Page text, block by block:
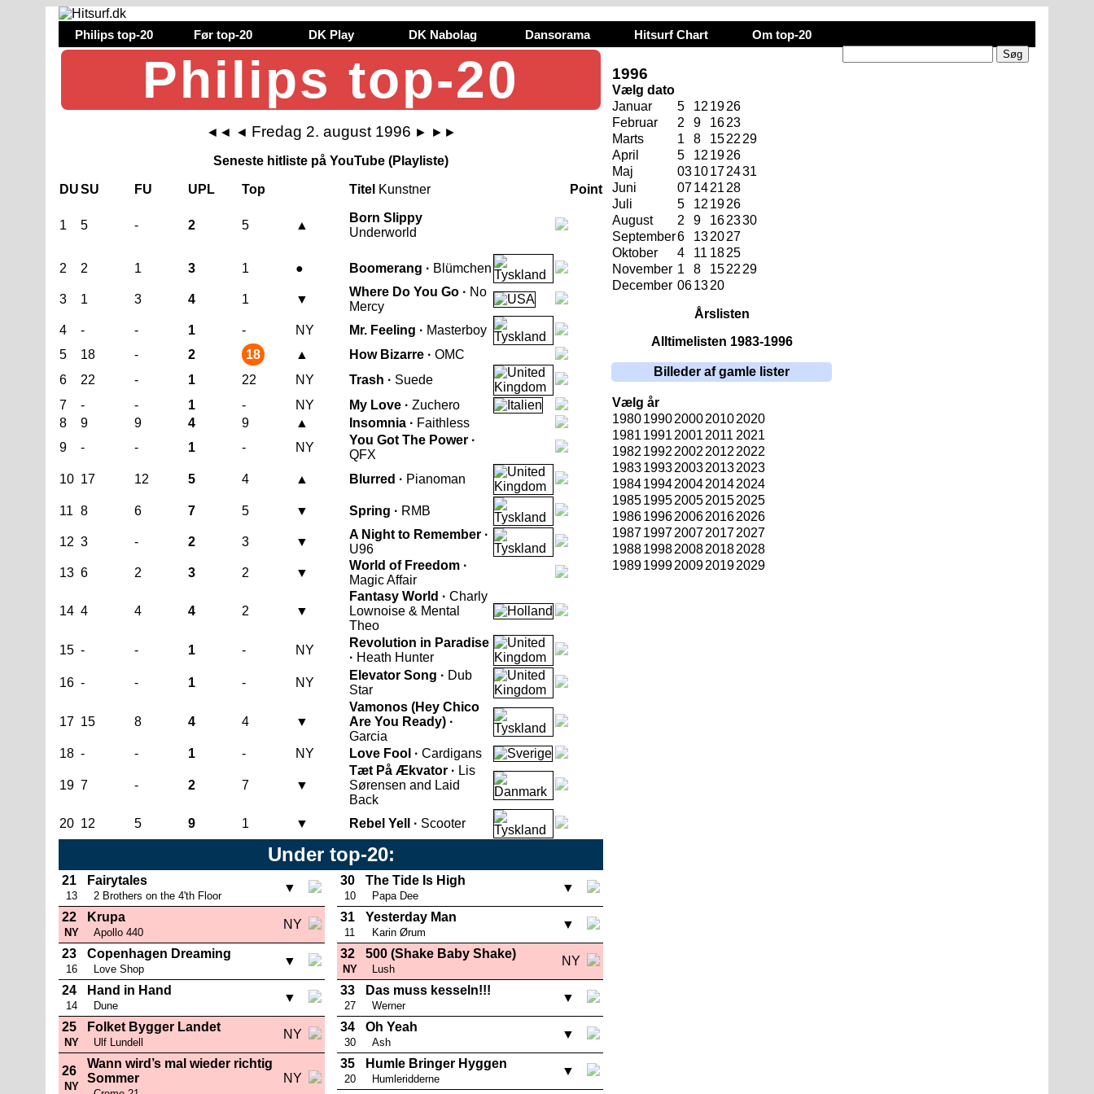
Philips top-20 Før top-20 DK Play DK Nabolag Dansorama Hitsurf Chart Om top-20
Philips top-20
◄◄ ◄ Fredag 2. august 1996 ► ►►
Seneste hitliste på YouTube (Playliste)
DUSU FU UPL Top Titel Kunstner Point
1 5 - 2 5 ▲
Born Slippy
Underworld
2 2 1 3 1 ● Boomerang · Blümchen
3 1 3 4 1 ▼
Where Do You Go · No
Mercy
4
- - 1 - NY Mr. Feeling · Masterboy
5
18 - 2 18 ▲ How Bizarre · OMC
6
22 - 1 22 NY Trash · Suede
7
- - 1 - NY My Love · Zuchero
8
9 9 4 9 ▲ Insomnia · Faithless
9
- - 1 - NY
You Got The Power ·
QFX
10 17 12 5 4 ▲ Blurred · Pianoman
11 8 6 7 5 ▼ Spring · RMB
12 3 - 2 3 ▼
A Night to Remember ·
U96
13 6 2 3 2 ▼
World of Freedom ·
Magic Affair
14 4 4 4 2 ▼
Fantasy World · Charly
Lownoise & Mental
Theo
15 - - 1 - NY
Revolution in Paradise
· Heath Hunter
16 - - 1 - NY
Elevator Song · Dub
Star
17 15 8 4 4 ▼
Vamonos (Hey Chico
Are You Ready) ·
Garcia
18 - - 1 - NY Love Fool · Cardigans
19 7 - 2 7 ▼
Tæt På Ækvator · Lis
Sørensen and Laid
Back
20 12 5 9 1 ▼ Rebel Yell · Scooter
Under top-20:
21
13
Fairytales
2 Brothers on the 4'th Floor
▼
22
NY
Krupa
Apollo 440
NY
23
16
Copenhagen Dreaming
Love Shop
▼
24
14
Hand in Hand
Dune
▼
25
NY
Folket Bygger Landet
Ulf Lundell
NY
26
NY
Wann wird’s mal wieder richtig
Sommer
NY
30
10
The Tide Is High
Papa Dee
▼
31
11
Yesterday Man
Karin Ørum
▼
32
NY
500 (Shake Baby Shake)
Lush
NY
33
27
Das muss kesseln!!!
Werner
▼
34
30
Oh Yeah
Ash
▼
35
20
Humle Bringer Hyggen
Humleridderne
▼
1996
Vælg dato
Januar
5 12 1926
Februar
2 9 1623
Marts
1 8 1522 29
April
5 12 1926
Maj
0310172431
Juni
071421 28
Juli
5 12 1926
August
2 9 162330
September6 132027
Oktober
4 11 1825
November 1 8 1522 29
December 061320
Årslisten
Alltimelisten 1983-1996
Billeder af gamle lister
Vælg år
19801990200020102020
1981 1991 2001 2011 2021
1982 1992 2002 2012 2022
19831993200320132023
19841994200420142024
19851995200520152025
19861996200620162026
19871997200720172027
19881998200820182028
19891999200920192029